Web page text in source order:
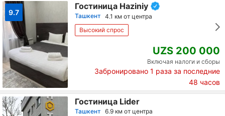
9.7
Гостиница Haziniy
Ташкент 4.1 км от центра
Высокий спрос
UZS 200 000
Включая налоги и сборы
Забронировано 1 раза за последние
48 часов
Гостиница Lider
Ташкент 6.9 км от центра